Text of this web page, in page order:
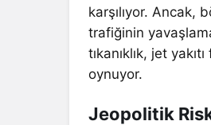
karşılıyor. Ancak,
trafiğinin
tıkanıklık, jet
oynuyor.
Jeopolitik